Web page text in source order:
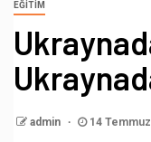
EĞITIM
admin 14